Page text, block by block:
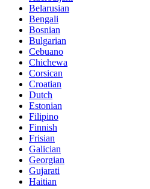
Belarusian
Bengali
Bosnian
Bulgarian
Cebuano
Chichewa
Corsican
Croatian
Dutch
Estonian
Filipino
Finnish
Frisian
Galician
Georgian
Gujarati
Haitian